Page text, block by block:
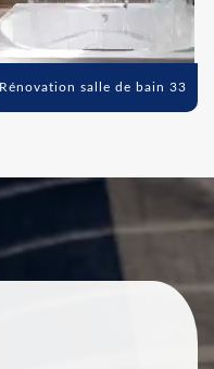
Rénovation salle de bain 33